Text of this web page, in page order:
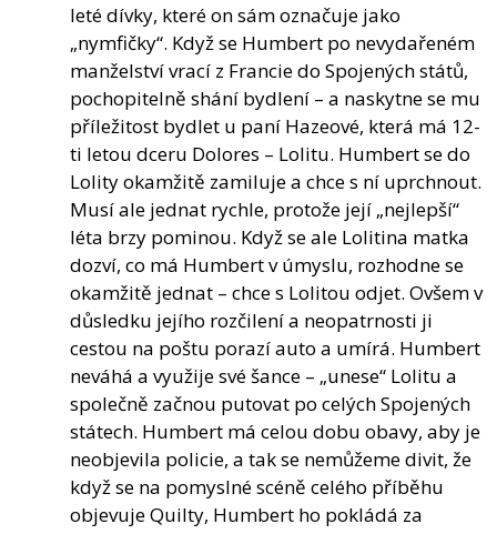
leté dívky, které on sám označuje jako
„nymfičky“. Když se Humbert po nevydařeném
manželství vrací z Francie do Spojených států,
pochopitelně shání bydlení – a naskytne se mu
příležitost bydlet u paní Hazeové, která má 12-
ti letou dceru Dolores – Lolitu. Humbert se do
Lolity okamžitě zamiluje a chce s ní uprchnout.
Musí ale jednat rychle, protože její „nejlepší“
léta brzy pominou. Když se ale Lolitina matka
dozví, co má Humbert v úmyslu, rozhodne se
okamžitě jednat – chce s Lolitou odjet. Ovšem v
důsledku jejího rozčilení a neopatrnosti ji
cestou na poštu porazí auto a umírá. Humbert
neváhá a využije své šance – „unese“ Lolitu a
společně začnou putovat po celých Spojených
státech. Humbert má celou dobu obavy, aby je
neobjevila policie, a tak se nemůžeme divit, že
když se na pomyslné scéně celého příběhu
objevuje Quilty, Humbert ho pokládá za